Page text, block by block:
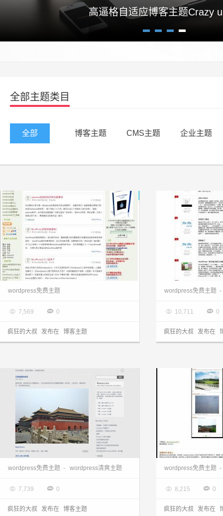
高逼格自适应博客主题Crazy
全部主题类目
全部 博客主题 CMS主题 企业主题
wordpress免费主题
 7,569  0
疯狂的大叔 发布在 博客主题
wordpress博客:
wordpress免费主题 -
 10,711  0
疯狂的大叔 发布在
wordpress下载:清爽prowerV4主题
wordpress免费主题 - wordpress清爽主题
 7,739  0
疯狂的大叔 发布在 博客主题
wordpress免费主题 -
 8,215  0
疯狂的大叔 发布在